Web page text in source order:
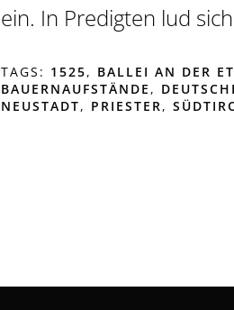
ein. In Predigten lud
TAGS: 1525, BALLEI AN DER
BAUERNAUFSTÄNDE ,
NEUSTADT, PRIESTER ,